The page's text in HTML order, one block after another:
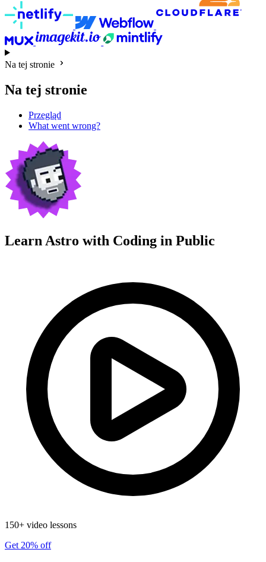
Na tej stronie
Na tej stronie
Przegląd
What went wrong?
Learn Astro with Coding in Public
150+ video lessons
Get 20% off